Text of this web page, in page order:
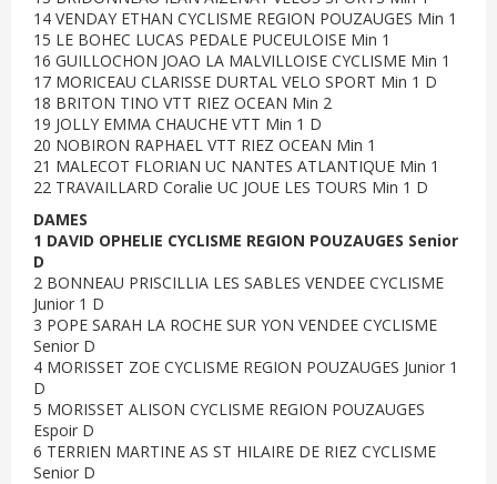
14 VENDAY ETHAN CYCLISME REGION POUZAUGES Min 1
15 LE BOHEC LUCAS PEDALE PUCEULOISE Min 1
16 GUILLOCHON JOAO LA MALVILLOISE CYCLISME Min 1
17 MORICEAU CLARISSE DURTAL VELO SPORT Min 1 D
18 BRITON TINO VTT RIEZ OCEAN Min 2
19 JOLLY EMMA CHAUCHE VTT Min 1 D
20 NOBIRON RAPHAEL VTT RIEZ OCEAN Min 1
21 MALECOT FLORIAN UC NANTES ATLANTIQUE Min 1
22 TRAVAILLARD Coralie UC JOUE LES TOURS Min 1 D
DAMES
1 DAVID OPHELIE CYCLISME REGION POUZAUGES Senior
D
2 BONNEAU PRISCILLIA LES SABLES VENDEE CYCLISME
Junior 1 D
3 POPE SARAH LA ROCHE SUR YON VENDEE CYCLISME
Senior D
4 MORISSET ZOE CYCLISME REGION POUZAUGES Junior 1
D
5 MORISSET ALISON CYCLISME REGION POUZAUGES
Espoir D
6 TERRIEN MARTINE AS ST HILAIRE DE RIEZ CYCLISME
Senior D